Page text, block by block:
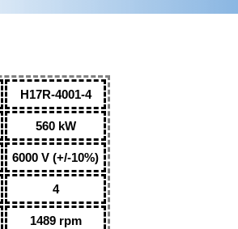
H17R-4001-4
560 kW
6000 V (+/-10%)
4
1489 rpm